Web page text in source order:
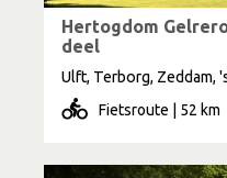
Hertogdom
deel
Fietsroute | 52 km